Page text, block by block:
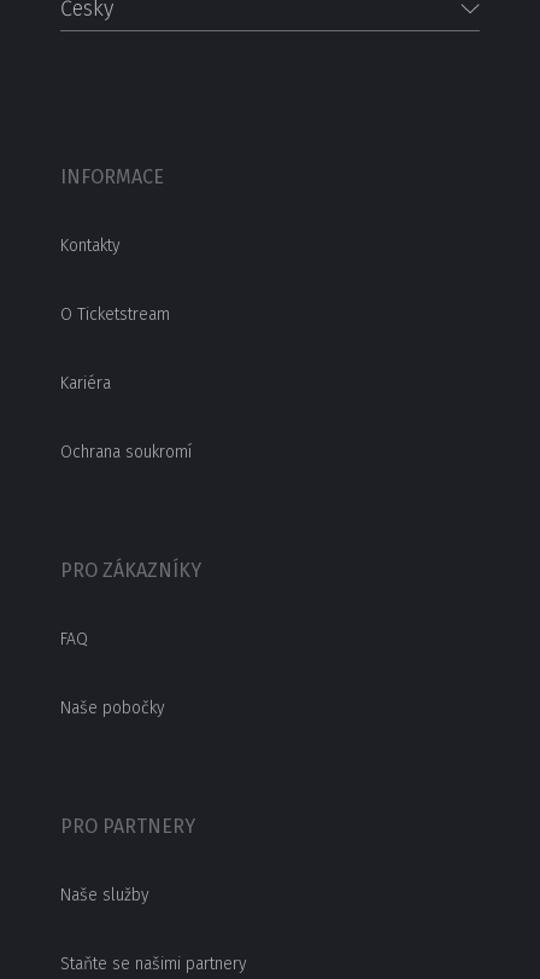
Česky
INFORMACE
Kontakty
O Ticketstream
Kariéra
Ochrana soukromí
PRO ZÁKAZNÍKY
FAQ
Naše pobočky
PRO PARTNERY
Naše služby
Staňte se našimi partnery